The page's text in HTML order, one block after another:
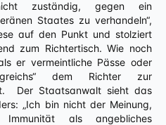
zuständig, gegen ein
Staates zu verhandeln“,
auf den Punkt und stolziert
zum Richtertisch. Wie noch
er vermeintliche Pässe oder
dem Richter zur
Der Staatsanwalt sieht das
„Ich bin nicht der Meinung,
als angebliches